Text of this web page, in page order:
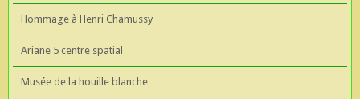
Hommage à Henri Chamussy
Ariane 5 centre spatial
Musée de la houille blanche